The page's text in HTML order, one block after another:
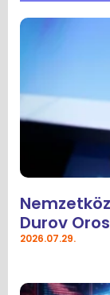
Durov
2026.07.29.